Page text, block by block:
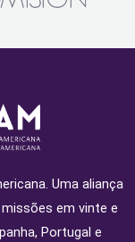
Uma aliança
em vinte e
Portugal e